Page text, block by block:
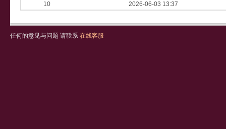
10
2026-06-03 13:37
任何的意见与问题 请联系 在线客服